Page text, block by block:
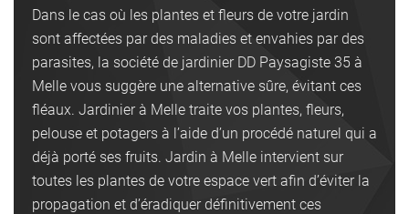
Dans le cas où les plantes et fleurs de votre jardin
sont affectées par des maladies et envahies par des
parasites, la société de jardinier DD Paysagiste 35 à
Melle vous suggère une alternative sûre, évitant ces
fléaux. Jardinier à Melle traite vos plantes, fleurs,
pelouse et potagers à l’aide d’un procédé naturel qui a
déjà porté ses fruits. Jardin à Melle intervient sur
toutes les plantes de votre espace vert afin d’éviter la
propagation et d’éradiquer définitivement ces